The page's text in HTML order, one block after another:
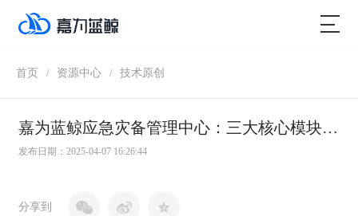
首页 / 资源中心 / 技术原创
嘉为蓝鲸应急灾备管理中心：三大核心模块全新升级，开启移动应急新时代
发布日期：2025-04-07 16:26:44
分享到